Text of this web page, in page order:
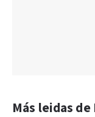
Más leidas